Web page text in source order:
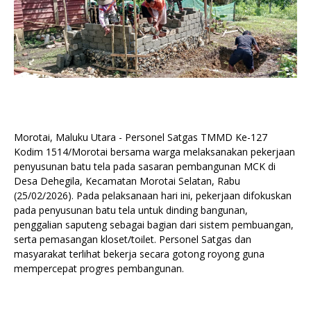
Morotai, Maluku Utara - Personel Satgas TMMD Ke-127
Kodim 1514/Morotai bersama warga melaksanakan pekerjaan
penyusunan batu tela pada sasaran pembangunan MCK di
Desa Dehegila, Kecamatan Morotai Selatan, Rabu
(25/02/2026). Pada pelaksanaan hari ini, pekerjaan difokuskan
pada penyusunan batu tela untuk dinding bangunan,
penggalian saputeng sebagai bagian dari sistem pembuangan,
serta pemasangan kloset/toilet. Personel Satgas dan
masyarakat terlihat bekerja secara gotong royong guna
mempercepat progres pembangunan.